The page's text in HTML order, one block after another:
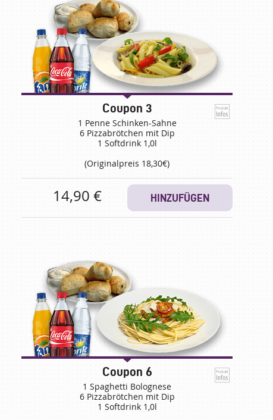
Coupon 3
1 Penne Schinken-Sahne
6 Pizzabrötchen mit Dip
1 Softdrink 1,0l
(Originalpreis 18,30€)
14,90 € HINZUFÜGEN
Coupon 6
1 Spaghetti Bolognese
6 Pizzabrötchen mit Dip
1 Softdrink 1,0l